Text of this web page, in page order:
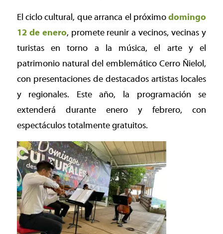
El ciclo cultural, que arranca el próximodomingo
12 de enero, promete reunir a vecinos, vecinas y
turistas en torno a la música, el arte y el
patrimonio natural del emblemático Cerro Ñielol,
con presentaciones de destacados artistas locales
y regionales. Este año, la programación se
extenderá durante enero y febrero, con
espectáculos totalmente gratuitos.